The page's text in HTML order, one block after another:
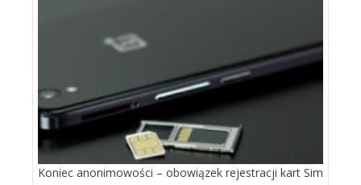
Koniec anonimowości – obowiązek rejestracji kart Sim